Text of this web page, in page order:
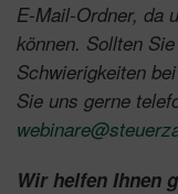
E-Mail-Ordner, da
können. Sollten
Schwierigkeiten
Sie uns gerne
Wir helfen Ihnen